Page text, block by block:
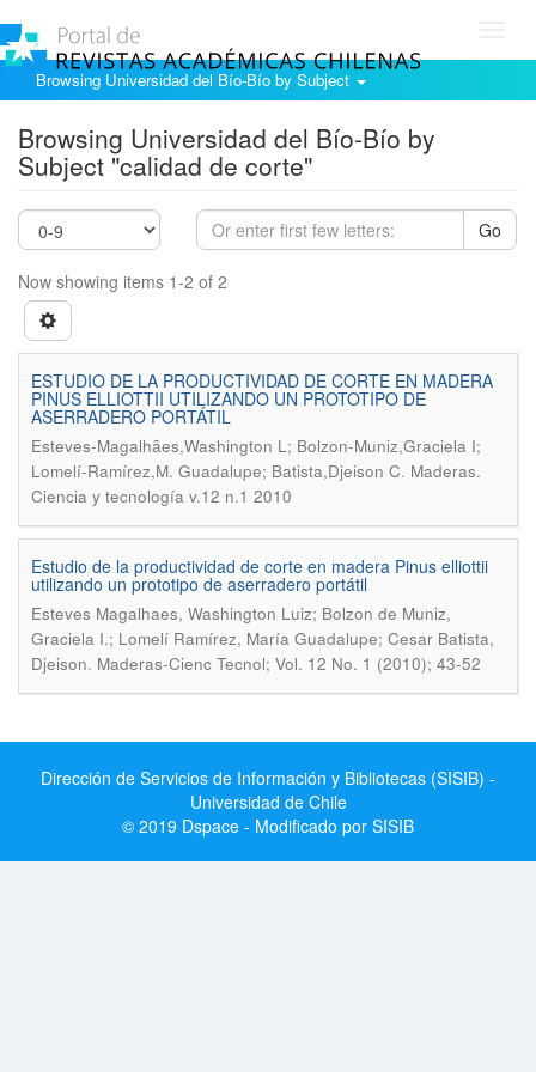
Browsing Universidad del Bío-Bío by Subject
Browsing Universidad del Bío-Bío by
Subject "calidad de corte"
Go
Now showing items 1-2 of 2
ESTUDIO DE LA PRODUCTIVIDAD DE CORTE EN MADERA
PINUS ELLIOTTII UTILIZANDO UN PROTOTIPO DE
ASERRADERO PORTÁTIL
Esteves-Magalhães,Washington L; Bolzon-Muniz,Graciela I;
Lomelí-Ramírez,M. Guadalupe; Batista,Djeison C. Maderas.
Ciencia y tecnología v.12 n.1 2010
Estudio de la productividad de corte en madera Pinus elliottii
utilizando un prototipo de aserradero portátil
Esteves Magalhaes, Washington Luiz; Bolzon de Muniz,
Graciela I.; Lomelí Ramírez, María Guadalupe; Cesar Batista,
Djeison. Maderas-Cienc Tecnol; Vol. 12 No. 1 (2010); 43-52
Dirección de Servicios de Información y Bibliotecas (SISIB) -
Universidad de Chile
© 2019 Dspace - Modificado por SISIB